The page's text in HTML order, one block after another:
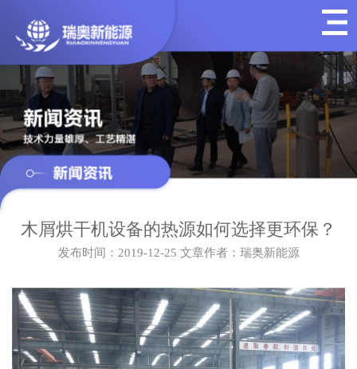
木屑烘干机设备的热源如何选择更环保？
发布时间：2019-12-25 文章作者：瑞奥新能源